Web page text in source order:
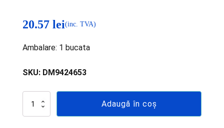
20.57 lei(inc. TVA)
Ambalare: 1 bucata
SKU: DM9424653
Cantitate
lichide
Adaugă în coș